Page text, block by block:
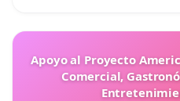
Apoyo al Proyecto
Comercial,